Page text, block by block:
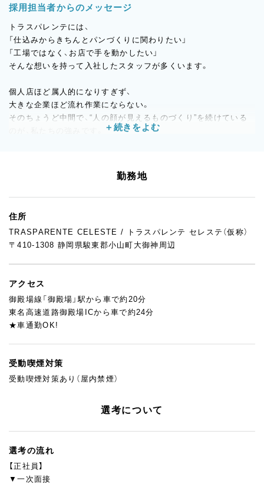
採用担当者からのメッセージ
トラスパレンテには、
「仕込みからきちんとパンづくりに関わりたい」
「工場ではなく、お店で手を動かしたい」
そんな想いを持って入社したスタッフが多くいます。
個人店ほど属人的になりすぎず、
大きな企業ほど流れ作業にならない。
そのちょうど中間で、“人の顔が見えるものづくり”を続けている
パンやお菓子が好きで、成長していきたい方。
ぜひ一度、トラスパレンテの雰囲気を見に来てください。
す。
勤務地
住所
TRASPARENTE CELESTE / トラスパレンテ セレステ（仮称）
〒410-1308 静岡県駿東郡小山町大御神周辺
アクセス
御殿場線「御殿場」駅から車で約20分
東名高速道路御殿場ICから車で約24分
★車通勤OK!
受動喫煙対策
受動喫煙対策あり（屋内禁煙）
選考について
選考の流れ
【正社員】
▼一次面接